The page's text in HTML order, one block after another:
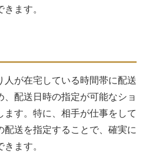
ます。
人が在宅している時間帯に配送
配送日時の指定が可能なショ
す。特に、相手が仕事をして
送を指定することで、確実に
ます。